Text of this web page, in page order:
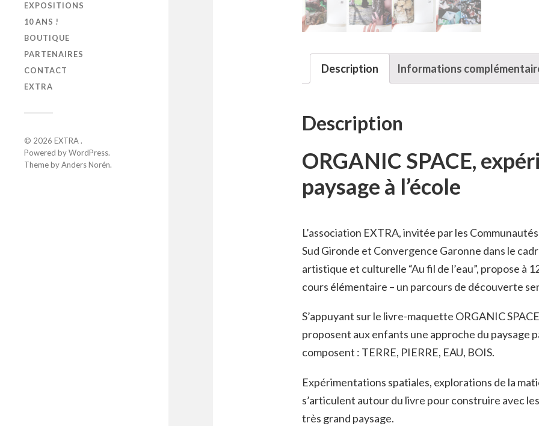
EXPOSITIONS
10 ANS !
BOUTIQUE
PARTENAIRES
CONTACT
EXTRA
© 2026 EXTRA.
Powered byWordPress.
Theme byAnders Norén.
Description Informations
Description
ORGANIC SPACE,
paysage à l’école
L’association EXTRA, invitée par les
Sud Gironde et Convergence Garonne dans le
artistique et culturelle “Au fil de l’eau”, propose à
cours élémentaire – un parcours de découverte
S’appuyant sur le livre-maquette ORGANIC
proposent aux enfants une approche du paysage
composent : TERRE, PIERRE, EAU, BOIS.
Expérimentations spatiales, explorations de la
s’articulent autour du livre pour construire avec
très grand paysage.